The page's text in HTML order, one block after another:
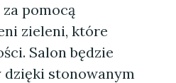
pomocą
zieleni, które
Salon będzie
stonowanym